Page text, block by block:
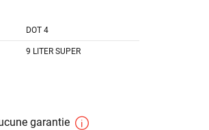
DOT 4
9 LITER SUPER
garantie